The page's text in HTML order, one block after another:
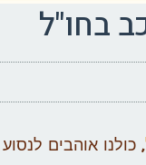
בחו"ל
, כולנו אוהבים